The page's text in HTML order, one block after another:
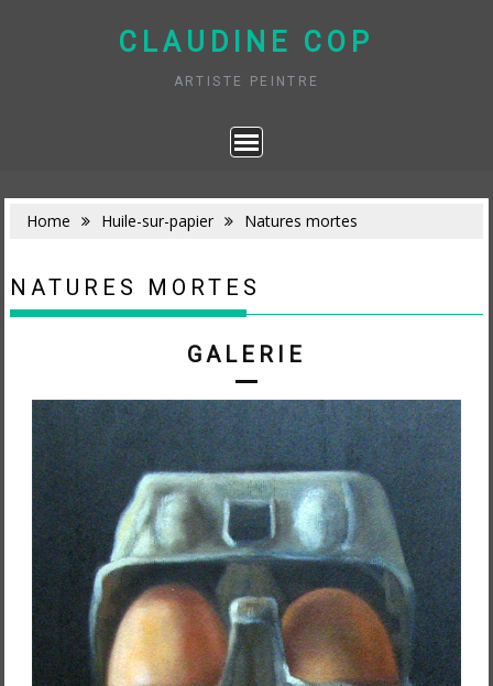
to
content
CLAUDINE COP
ARTISTE PEINTRE
Home Huile-sur-papier Natures mortes
NATURES MORTES
GALERIE